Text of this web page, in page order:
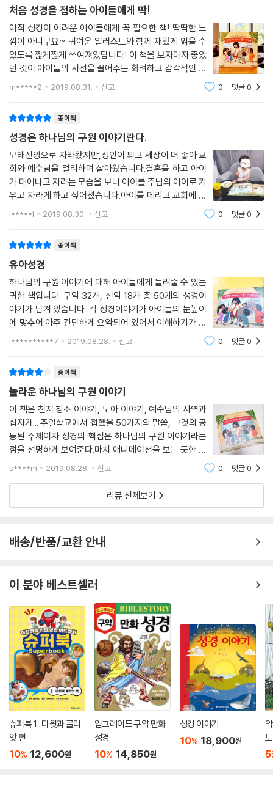
이스라엘 백성은 하나님이 주신 땅에서 쫓겨나고 말았어요.
그들은 자신들의 죄로 큰 슬픔에 빠지게 되었지요.
하나님의 사람들이 낯선 땅으로 쫓겨나
다른 나라 왕의 다스림을 받게 되었어요.
하나님이 직접 사람들을 죄에서 구원해서
하나님이 다스리시는 나라로 돌아오게 하실 거예요.
_32. 이스라엘 나라가 사라졌어요
예수님이 산에 올라가 사람들에게 말씀을 전하셨어요.
사람들은 해가 질 때까지 않아서 말씀을 들었지요.
제자들이 말했어요.
“사람들이 배고프겠어. 이제 집에 보내자고.”
“사람들에게 음식을 주거라, 너희가 해야 할 일이란다.”
“예수님, 우리가 오천 명을 어떻게 다 먹일 수 있습니까?
한 아이가 보리떡 다섯 개와 물고기 두 마리를 가지고 나왔어요.
예수님은 하나님께 감사를 드리고 사람들에게 음식을 나누어 주셨지요.
놀랍게도 모든 사람이 배부르게 먹었답니다.
사람들이 모두 이 기적을 보며 놀랐어요.
_43. 예수님이 많은 사람을 먹이셨어요
예수님이 어린 나귀를 타고 예루살렘에 들어가셨어요.
사람들은 그분이 지나시는 길에 옷을 펴고 예수님께 절을 했지요.
“다윗의 자손이여, 호산나!” 사람들이 기뻐하며 외쳤어요.
그렇지만 그들은 앞으로 일어날 일을 알지 못했답니다.
예수님은 사람들의 마음을 원하셨지만,
사람들은 그분께 마음을 닫았답니다.
셀 수 없이 많은 기적을 보이신 예수님은
그러나 대제사장들과 지도자들은 예수님을 믿지 않고
예수님은 십자가에 달려 죽으셨어요.
그때 하늘이 매우 깜깜해지며 땅이 흔들렸지요.
완전하신 예수님이 우리의 죄를 대신 지고 죽으셨어요.
이것이 우리를 위한 하나님의 놀라운 계획이에요.
예수님의 죽은 몸이 천으로 감싸져 돌무덤 안에 눕혀졌어요.
사람들에게 거절당한 채, 홀로 말이지요.
_49. 예수님이 십자가에 달려 죽으셨어요
--- 본문 중에서
처음 성경을 접하는 아이들에게 딱!
아직 성경이 어려운 아이들에게 꼭 필요한 책! 딱딱한 느
낌이 아니구요~ 귀여운 일러스트와 함께 재밌게 읽을 수
있도록 짧게짧게 쓰여져있답니다! 이 책을 보자마자 좋았
던 것이 아이들의 시선을 끌어주는 화려하고 감각적인 색
감의 일러스트가 참 좋았어요~!! 일반 유아 그림책, 동화
m*****2 2019.08.31. 신고 0 댓글0
종이책
성경은 하나님의 구원 이야기란다.
모태신앙으로 자라왔지만,성인이 되고 세상이 더 좋아 교
회와 예수님을 멀리하며 살아왔습니다.결혼을 하고 아이
가 태어나고 자라는 모습을 보니 아이를 주님의 아이로 키
우고 자라게 하고 싶어졌습니다.아이를 데리고 교회에 가
서 함께 예배도 드리고 유치부 예배도 참여하도록 해 보았
l*****l 2019.08.30. 신고 0 댓글0
종이책
유아성경
하나님의 구원 이야기에 대해 아이들에게 들려줄 수 있는
귀한 책입니다. 구약 32개, 신약 18개 총 50개의 성경이
야기가 담겨 있습니다. 각 성경이야기가 아이들의 눈높이
에 맞추어 아주 간단하게 요약되어 있어서 이해하기가 쉽
니다. 책 왼쪽 면에는 성경이야기가 오른쪽 면에는 성경말
i**********7 2019.08.28. 신고 0 댓글0
종이책
놀라운 하나님의 구원 이야기
이 책은 천지 창조 이야기, 노아 이야기, 예수님의 사역과
십자가... 주일학교에서 접했을 50가지의 말씀, 그것의 공
통된 주제이자 성경의 핵심은 하나님의 구원 이야기라는
점을 선명하게 보여준다.마치 애니메이션을 보는 듯한 선
명한 색채와 스케일이 아이들의 눈도 사로잡는다. 특히 천
물들의 모습은 동물을 좋아하는 아이들에
s****m 2019.08.28. 신고 0 댓글0
리뷰 전체보기
배송/반품/교환 안내
이 분야 베스트셀러
슈퍼북 1 : 다윗과 골리
앗 편
10% 12,600원
업그레이드 구약 만화
성경
10% 14,850원
성경 이야기
10% 18,900원
토
5